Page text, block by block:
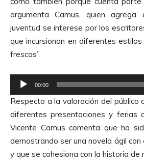
r
d
e
A
u
d
o
argumenta Camus, quien
juventud se interese por los
que incursionan en diferentes
frescos”.
e
p
r
o
d
u
00:00
Respecto a la valoración del público
diferentes presentaciones y ferias
Vicente Camus comenta que ha
demostrando ser una novela ágil
y que se cohesiona con la historia de